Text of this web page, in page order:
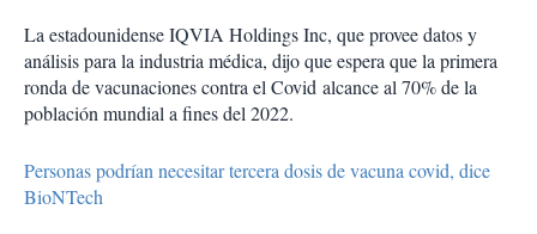
La estadounidense IQVIA Holdings Inc, que provee datos y
análisis para la industria médica, dijo que espera que la primera
ronda de vacunaciones contra el Covid alcance al 70% de la
población mundial a fines del 2022.
Personas podrían necesitar tercera dosis de vacuna covid, dice
BioNTech